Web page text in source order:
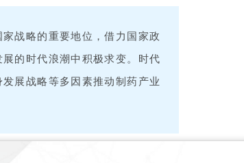
战略的重要地位，借力国家政
的时代浪潮中积极求变。时代
展战略等多因素推动制药产业